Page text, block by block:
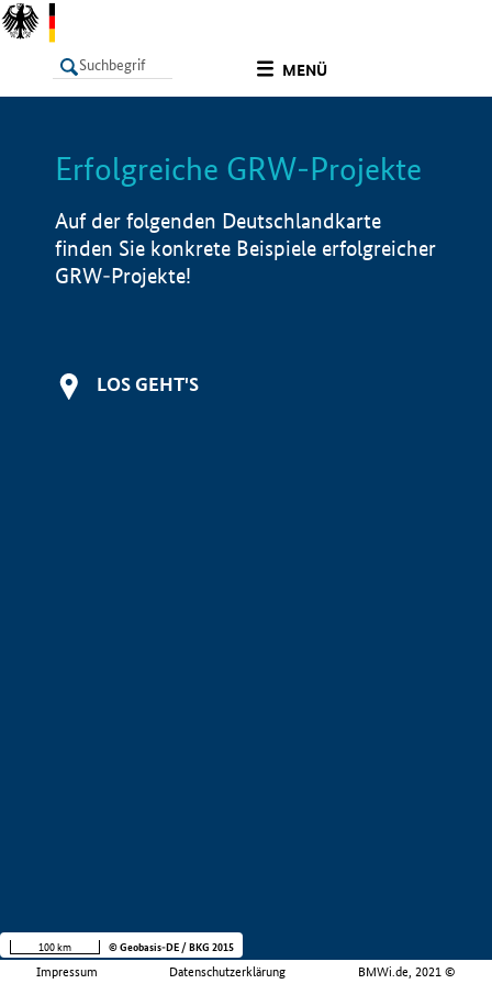
MENÜ
LISTE Info
Erfolgreiche GRW-Projekte
Auf der folgenden Deutschlandkarte
finden Sie konkrete Beispiele erfolgreicher
GRW-Projekte!
LOS GEHT'S
Impressum Datenschutzerklärung BMWi.de, 2021 ©
100 km © Geobasis-DE / BKG 2015